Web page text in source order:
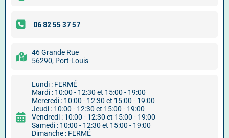
46 Grande Rue
56290, Port-Louis
Lundi : FERMÉ
Mardi : 10:00 - 12:30 et 15:00 - 19:00
Mercredi : 10:00 - 12:30 et 15:00 - 19:00
Jeudi : 10:00 - 12:30 et 15:00 - 19:00
Vendredi : 10:00 - 12:30 et 15:00 - 19:00
Samedi : 10:00 - 12:30 et 15:00 - 19:00
Dimanche : FERMÉ